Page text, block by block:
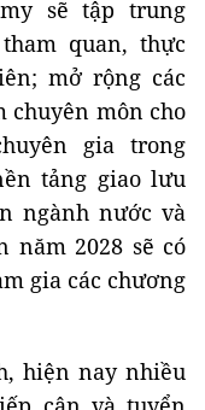
sẽ tập trung
quan, thực
mở rộng các
chuyên môn cho
gia trong
tảng giao lưu
ngành nước và
năm 2028 sẽ có
gia các chương
hiện nay nhiều